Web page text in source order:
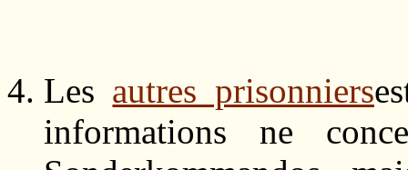
Les autres prisonniers
informations ne